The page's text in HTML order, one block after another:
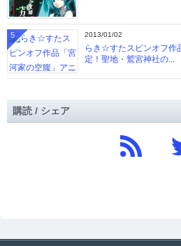
2013/01/02
らき☆すたスピンオフ作
定！聖地・鷲宮神社の...
5
購読 / シェア